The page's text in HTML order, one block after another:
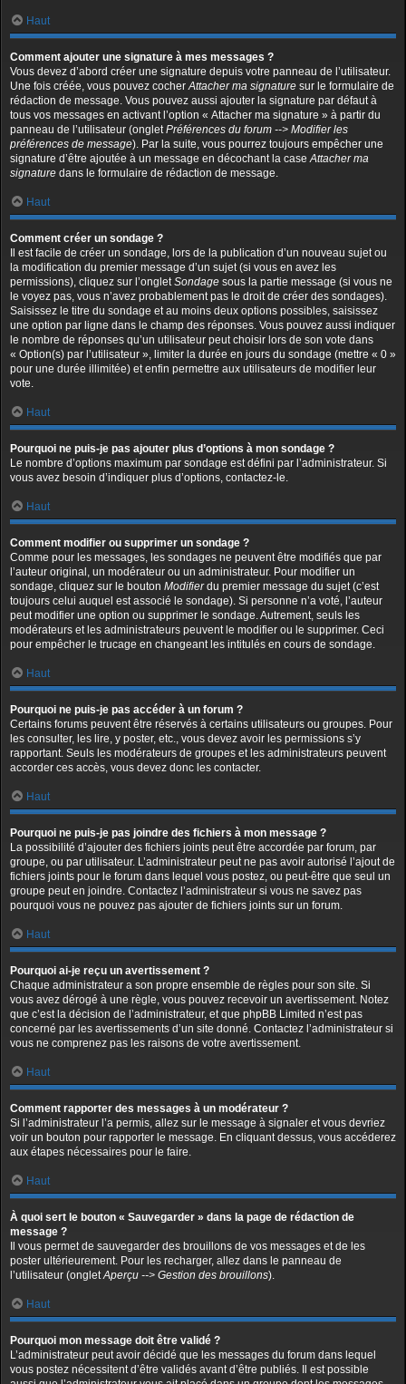
Haut
Comment ajouter une signature à mes messages ?
Vous devez d’abord créer une signature depuis votre panneau de l’utilisateur.
Une fois créée, vous pouvez cocherAttacher ma signature sur le formulaire de
rédaction de message. Vous pouvez aussi ajouter la signature par défaut à
tous vos messages en activant l’option « Attacher ma signature » à partir du
panneau de l’utilisateur (ongletPréférences du forum --> Modifier les
préférences de message). Par la suite, vous pourrez toujours empêcher une
signature d’être ajoutée à un message en décochant la caseAttacher ma
signature dans le formulaire de rédaction de message.
Haut
Comment créer un sondage ?
Il est facile de créer un sondage, lors de la publication d’un nouveau sujet ou
la modification du premier message d’un sujet (si vous en avez les
permissions), cliquez sur l’ongletSondage sous la partie message (si vous ne
le voyez pas, vous n’avez probablement pas le droit de créer des sondages).
Saisissez le titre du sondage et au moins deux options possibles, saisissez
une option par ligne dans le champ des réponses. Vous pouvez aussi indiquer
le nombre de réponses qu’un utilisateur peut choisir lors de son vote dans
« Option(s) par l’utilisateur », limiter la durée en jours du sondage (mettre « 0 »
pour une durée illimitée) et enfin permettre aux utilisateurs de modifier leur
vote.
Haut
Pourquoi ne puis-je pas ajouter plus d’options à mon sondage ?
Le nombre d’options maximum par sondage est défini par l’administrateur. Si
vous avez besoin d’indiquer plus d’options, contactez-le.
Haut
Comment modifier ou supprimer un sondage ?
Comme pour les messages, les sondages ne peuvent être modifiés que par
l’auteur original, un modérateur ou un administrateur. Pour modifier un
sondage, cliquez sur le bouton Modifierdu premier message du sujet (c’est
toujours celui auquel est associé le sondage). Si personne n’a voté, l’auteur
peut modifier une option ou supprimer le sondage. Autrement, seuls les
modérateurs et les administrateurs peuvent le modifier ou le supprimer. Ceci
pour empêcher le trucage en changeant les intitulés en cours de sondage.
Haut
Pourquoi ne puis-je pas accéder à un forum ?
Certains forums peuvent être réservés à certains utilisateurs ou groupes. Pour
les consulter, les lire, y poster, etc., vous devez avoir les permissions s’y
rapportant. Seuls les modérateurs de groupes et les administrateurs peuvent
accorder ces accès, vous devez donc les contacter.
Haut
Pourquoi ne puis-je pas joindre des fichiers à mon message ?
La possibilité d’ajouter des fichiers joints peut être accordée par forum, par
groupe, ou par utilisateur. L’administrateur peut ne pas avoir autorisé l’ajout de
fichiers joints pour le forum dans lequel vous postez, ou peut-être que seul un
groupe peut en joindre. Contactez l’administrateur si vous ne savez pas
pourquoi vous ne pouvez pas ajouter de fichiers joints sur un forum.
Haut
Pourquoi ai-je reçu un avertissement ?
Chaque administrateur a son propre ensemble de règles pour son site. Si
vous avez dérogé à une règle, vous pouvez recevoir un avertissement. Notez
que c’est la décision de l’administrateur, et que phpBB Limited n’est pas
concerné par les avertissements d’un site donné. Contactez l’administrateur si
vous ne comprenez pas les raisons de votre avertissement.
Haut
Comment rapporter des messages à un modérateur ?
Si l’administrateur l’a permis, allez sur le message à signaler et vous devriez
voir un bouton pour rapporter le message. En cliquant dessus, vous accéderez
aux étapes nécessaires pour le faire.
Haut
À quoi sert le bouton « Sauvegarder » dans la page de rédaction de
message ?
Il vous permet de sauvegarder des brouillons de vos messages et de les
poster ultérieurement. Pour les recharger, allez dans le panneau de
l’utilisateur (ongletAperçu --> Gestion des brouillons).
Haut
Pourquoi mon message doit être validé ?
L’administrateur peut avoir décidé que les messages du forum dans lequel
vous postez nécessitent d’être validés avant d’être publiés. Il est possible